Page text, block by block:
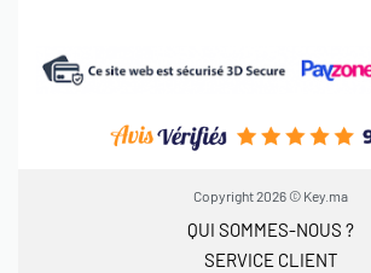
Copyright 2026 © Key.ma
QUI SOMMES-NOUS ?
SERVICE CLIENT